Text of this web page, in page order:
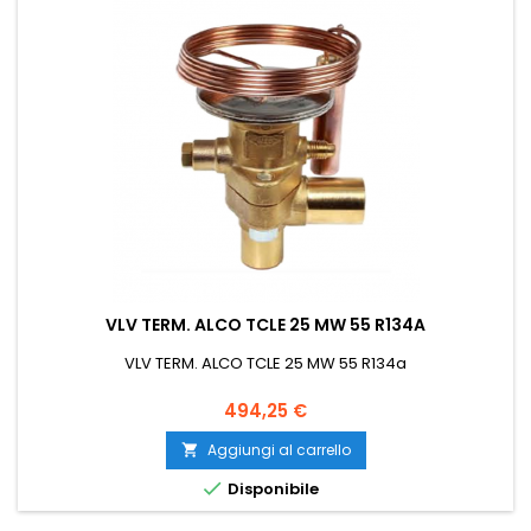
VLV TERM. ALCO TCLE 25 MW 55 R134A
VLV TERM. ALCO TCLE 25 MW 55 R134a
Prezzo
494,25 €
 Aggiungi al carrello
 Disponibile